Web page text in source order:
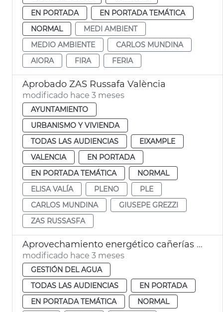
EN PORTADA
EN PORTADA TEMÁTICA
NORMAL
MEDI AMBIENT
MEDIO AMBIENTE
CARLOS MUNDINA
AIORA
FIRA FERIA
Aprobado ZAS Russafa València
modificado hace 3 meses
AYUNTAMIENTO
URBANISMO Y VIVIENDA
TODAS LAS AUDIENCIAS
EIXAMPLE
VALENCIA
EN PORTADA
EN PORTADA TEMÁTICA
NORMAL
ELISA VALÍA
PLENO
PLE
CARLOS MUNDINA
GIUSEPE GREZZI
ZAS RUSSASFA
Aprovechamiento energético cañerías agua València
modificado hace 3 meses
GESTIÓN DEL AGUA
TODAS LAS AUDIENCIAS
EN PORTADA
EN PORTADA TEMÁTICA
NORMAL